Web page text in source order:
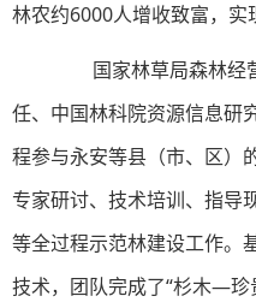
林农约6000人增收致富，实
国家林草局森林经
任、中国林科院资源信息研
程参与永安等县（市、区）
专家研讨、技术培训、指导
等全过程示范林建设工作。
技术，团队完成了“杉木—珍